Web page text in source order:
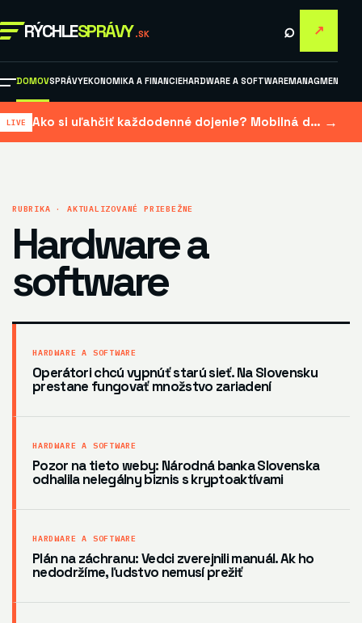
RÝCHLESPRÁVY .SK ⌕ ↗
DOMOVSPRÁVYEKONOMIKA A FINANCIEHARDWARE A SOFTWAREMANAGMENT A
Ako si uľahčiť každodenné dojenie? Mobilná dojačka šetrí čas aj námahu →
RUBRIKA · AKTUALIZOVANÉ PRIEBEŽNE
Hardware a
software
HARDWARE A SOFTWARE
Operátori chcú vypnúť starú sieť. Na Slovensku
prestane fungovať množstvo zariadení
HARDWARE A SOFTWARE
Pozor na tieto weby: Národná banka Slovenska
odhalila nelegálny biznis s kryptoaktívami
HARDWARE A SOFTWARE
Plán na záchranu: Vedci zverejnili manuál. Ak ho
nedodržíme, ľudstvo nemusí prežiť